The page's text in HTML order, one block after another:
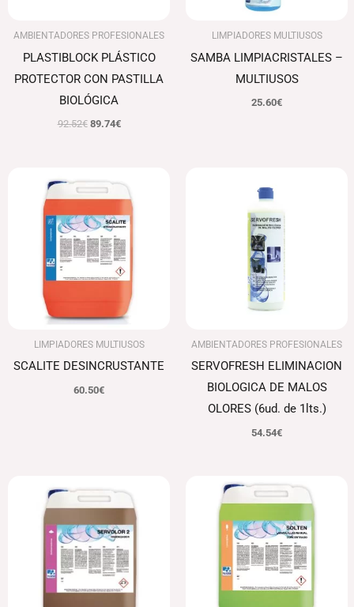
AMBIENTADORES PROFESIONALES
PLASTIBLOCK PLÁSTICO
PROTECTOR CON PASTILLA
BIOLÓGICA
92.52€ 89.74€
LIMPIADORES MULTIUSOS
SAMBA LIMPIACRISTALES –
MULTIUSOS
25.60€
LIMPIADORES MULTIUSOS
SCALITE DESINCRUSTANTE
60.50€
AMBIENTADORES PROFESIONALES
SERVOFRESH ELIMINACION
BIOLOGICA DE MALOS
OLORES (6ud. de 1lts.)
54.54€
precio
original
era:
109.93€.
precio
actual
es:
106.63€.